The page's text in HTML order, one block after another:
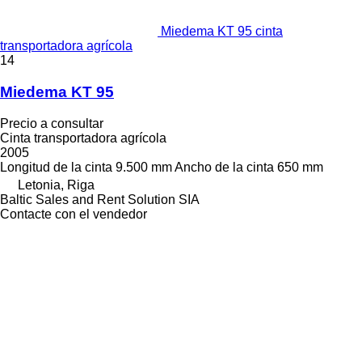
Miedema KT 95 cinta
transportadora agrícola
14
Miedema KT 95
Precio a consultar
Cinta transportadora agrícola
2005
Longitud de la cinta 9.500 mmAncho de la cinta 650 mm
Letonia, Riga
Baltic Sales and Rent Solution SIA
Contacte con el vendedor